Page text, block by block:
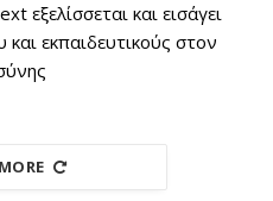
εξελίσσεται και εισάγει
εκπαιδευτικούς στον